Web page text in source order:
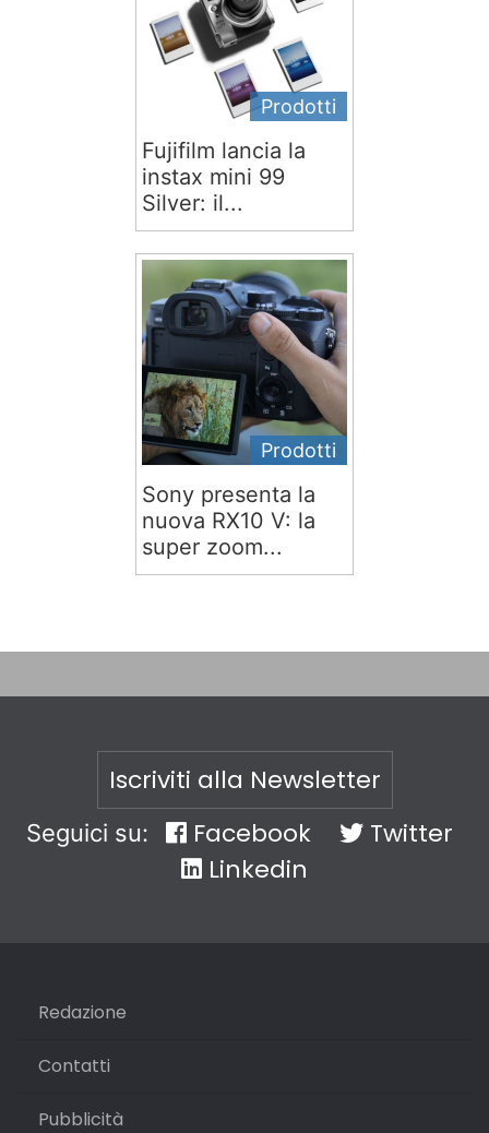
Prodotti
Fujifilm lancia la
instax mini 99
Silver: il...
Prodotti
Sony presenta la
nuova RX10 V: la
super zoom...
Iscriviti alla Newsletter
Seguici su: Facebook
Twitter
Linkedin
Redazione
Contatti
Pubblicità